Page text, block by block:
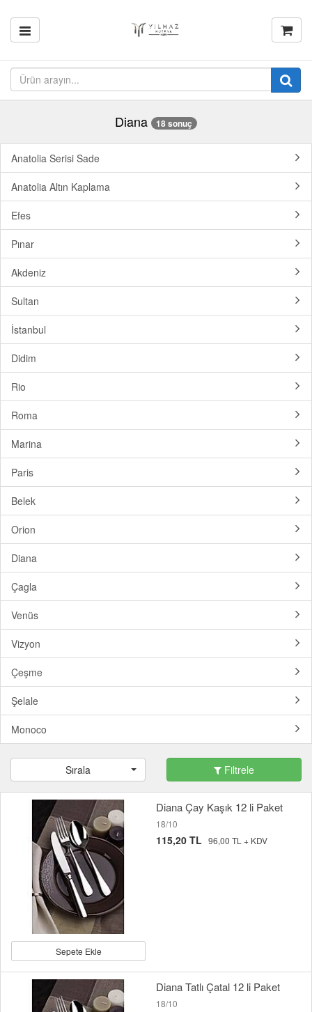
Diana 18 sonuç
Anatolia Serisi Sade
Anatolia Altın Kaplama
Efes
Pınar
Akdeniz
Sultan
İstanbul
Didim
Rio
Roma
Marina
Paris
Belek
Orion
Diana
Çagla
Venüs
Vizyon
Çeşme
Şelale
Monoco
Sırala Filtrele
Sepete Ekle
Diana Çay Kaşık 12 li Paket
18/10
115,20 TL 96,00 TL + KDV
Diana Tatlı Çatal 12 li Paket
18/10